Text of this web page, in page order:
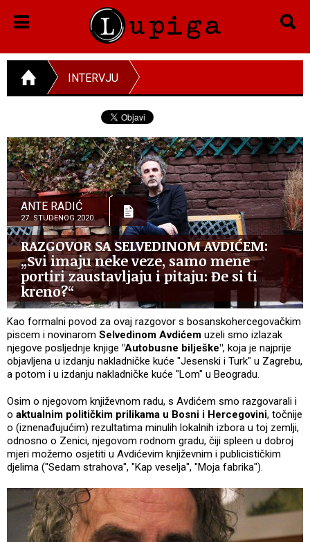
INTERVJU
ANTE RADIĆ
27. STUDENOG 2020.
RAZGOVOR SA SELVEDINOM AVDIĆEM:
„Svi imaju neke veze, samo mene
portiri zaustavljaju i pitaju: Đe si ti
kreno?“
Kao formalni povod za ovaj razgovor s bosanskohercegovačkim
piscem i novinarom Selvedinom Avdićem uzeli smo izlazak
njegove posljednje knjige "Autobusne bilješke", koja je najprije
objavljena u izdanju nakladničke kuće "Jesenski i Turk" u Zagrebu,
a potom i u izdanju nakladničke kuće "Lom" u Beogradu.
Osim o njegovom književnom radu, s Avdićem smo razgovarali i
o aktualnim političkim prilikama u Bosni i Hercegovini, točnije
o (iznenađujućim) rezultatima minulih lokalnih izbora u toj zemlji,
odnosno o Zenici, njegovom rodnom gradu, čiji spleen u dobroj
mjeri možemo osjetiti u Avdićevim književnim i publicističkim
djelima ("Sedam strahova", "Kap veselja", "Moja fabrika").